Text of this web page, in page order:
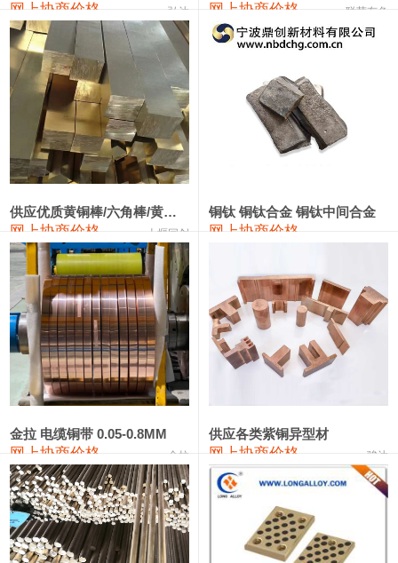
1#铬 60,000—82,000
553#硅 9,300—9,500
441#硅 9,600—9,800 9,700
3303#硅 10,300—10,500 10,400
2202#硅 14,100—14,300
金属硅3303#-2202# 10,400—14,200 12,300 0
漆包线 111,970—115,970 113,970
磷铜合金 110,800—117,600 114,200 400
无氧铜丝(硬) 109,710—110,010 109,860
R410A专用紫铜管 113,700—113,700
铸造铝合金锭(A380） 26,300—26,500 26,400 100
铝合金ADC12 24,200—24,400 100
铸造铝合金锭(ZL102) 24,300—24,500 24,400
网上协商价格 弘达 网上协商价格 联荣有色
供应优质黄铜棒/六角棒/黄铜方板
网上协商价格 十堰同创
铜钛 铜钛合金 铜钛中间合金
网上协商价格
金拉 电缆铜带 0.05-0.8MM
网上协商价格 金拉
供应各类紫铜异型材
网上协商价格 骏达